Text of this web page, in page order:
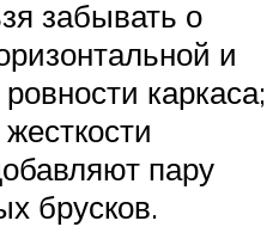
забывать о
и
каркаса;
пару
брусков.